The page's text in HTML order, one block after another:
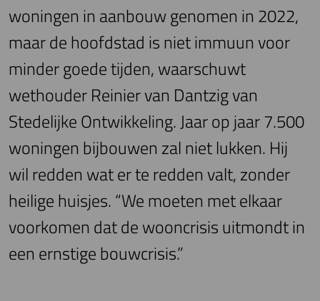
woningen in aanbouw genomen in 2022,
maar de hoofdstad is niet immuun voor
minder goede tijden, waarschuwt
wethouder Reinier van Dantzig van
Stedelijke Ontwikkeling. Jaar op jaar 7.500
woningen bijbouwen zal niet lukken. Hij
wil redden wat er te redden valt, zonder
heilige huisjes. “We moeten met elkaar
voorkomen dat de wooncrisis uitmondt in
een ernstige bouwcrisis.”